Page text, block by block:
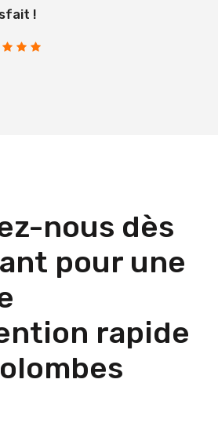
!
nous dès
pour une
rapide